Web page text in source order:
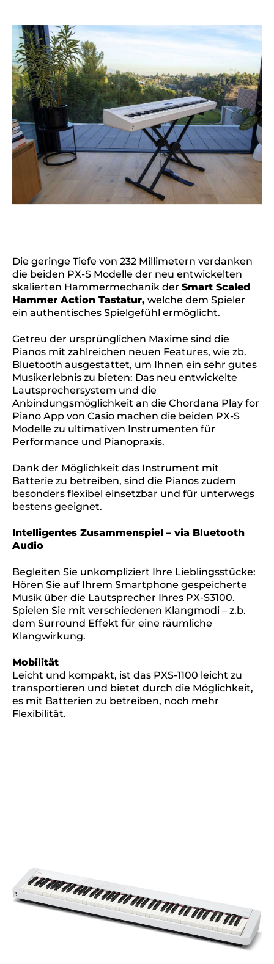
Die geringe Tiefe von 232 Millimetern verdanken
die beiden PX-S Modelle der neu entwickelten
skalierten Hammermechanik der Smart Scaled
Hammer Action Tastatur, welche dem Spieler
ein authentisches Spielgefühl ermöglicht.
Getreu der ursprünglichen Maxime sind die
Pianos mit zahlreichen neuen Features, wie zb.
Bluetooth ausgestattet, um Ihnen ein sehr gutes
Musikerlebnis zu bieten: Das neu entwickelte
Lautsprechersystem und die
Anbindungsmöglichkeit an die Chordana Play for
Piano App von Casio machen die beiden PX-S
Modelle zu ultimativen Instrumenten für
Performance und Pianopraxis.
Dank der Möglichkeit das Instrument mit
Batterie zu betreiben, sind die Pianos zudem
besonders flexibel einsetzbar und für unterwegs
bestens geeignet.
Intelligentes Zusammenspiel – via Bluetooth
Audio
Begleiten Sie unkompliziert Ihre Lieblingsstücke:
Hören Sie auf Ihrem Smartphone gespeicherte
Musik über die Lautsprecher Ihres PX-S3100.
Spielen Sie mit verschiedenen Klangmodi – z.b.
dem Surround Effekt für eine räumliche
Klangwirkung.
Mobilität
Leicht und kompakt, ist das PXS-1100 leicht zu
transportieren und bietet durch die Möglichkeit,
es mit Batterien zu betreiben, noch mehr
Flexibilität.